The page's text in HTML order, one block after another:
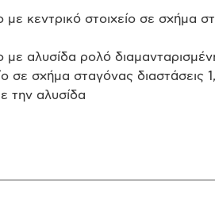
με κεντρικό στοιχείο σε σχήμα
με αλυσίδα ρολό
σε σχήμα σταγόνας διαστάσεις
την αλυσίδα